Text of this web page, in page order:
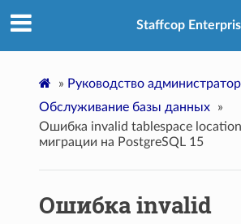
Staffcop
» Руководство
Обслуживание базы данных
»
Ошибка invalid tablespace
миграции на PostgreSQL 15
Ошибка invalid